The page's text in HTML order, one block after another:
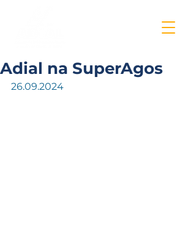
Adial na SuperAgos
26.09.2024